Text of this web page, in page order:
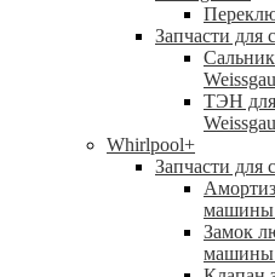
Запчасти для
ТЭН
Whirlpool+
Запчасти
машины
Замок
машины